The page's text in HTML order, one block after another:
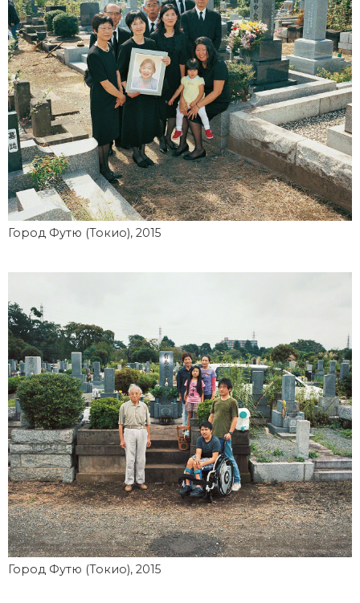
Город Футю (Токио), 2015
Город Футю (Токио), 2015